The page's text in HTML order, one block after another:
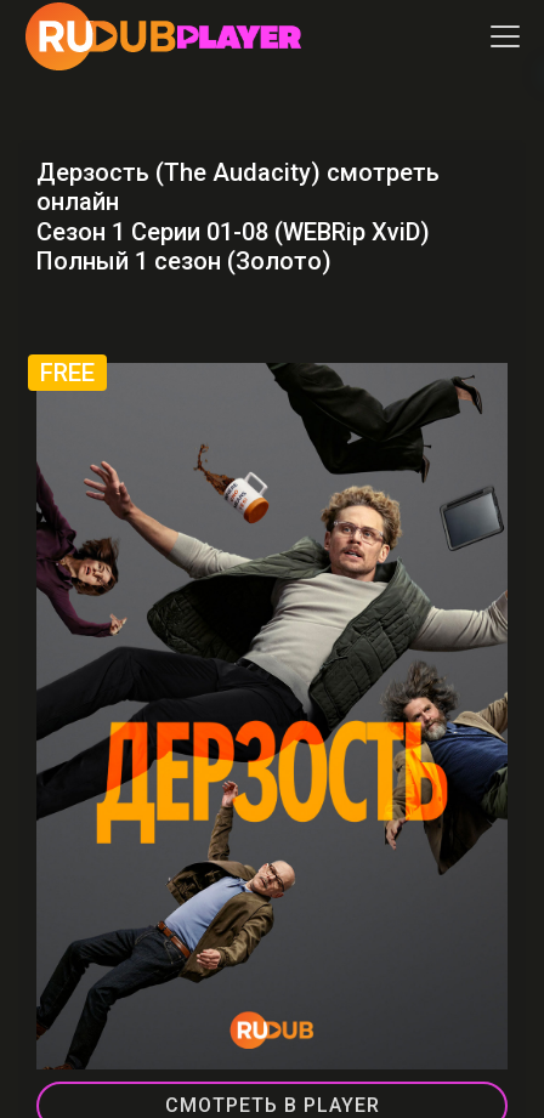
Дерзость (The Audacity) смотреть
онлайн
Сезон 1 Серии 01-08 (WEBRip XviD)
Полный 1 сезон (Золото)
FREE
СМОТРЕТЬ В PLAYER